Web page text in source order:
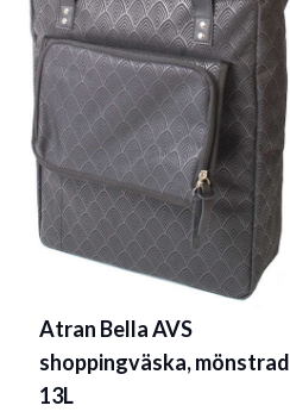
Atran Bella AVS
shoppingväska, mönstrad
13L